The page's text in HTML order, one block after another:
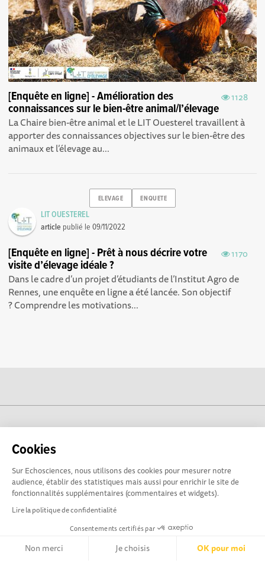
Cookies
Sur Echosciences, nous utilisons des cookies pour mesurer notre
audience, établir des statistiques mais aussi pour enrichir le site de
fonctionnalités supplémentaires (commentaires et widgets).
Lire la politique de confidentialité
Consentements certifiés par
Non merci Je choisis OK pour moi
1128
[Enquête en ligne] - Amélioration des
connaissances sur le bien-être animal/l’élevage
La Chaire bien-être animal et le LIT Ouesterel travaillent à
apporter des connaissances objectives sur le bien-être des
animaux et l’élevage au...
ELEVAGE ENQUETE
LIT OUESTEREL
article publié le09/11/2022
1170
[Enquête en ligne] - Prêt à nous décrire votre
visite d’élevage idéale ?
Dans le cadre d’un projet d’étudiants de l’Institut Agro de
Rennes, une enquête en ligne a été lancée. Son objectif
? Comprendre les motivations...
cogito-normandie.fr est le portail des cultures scientifique et